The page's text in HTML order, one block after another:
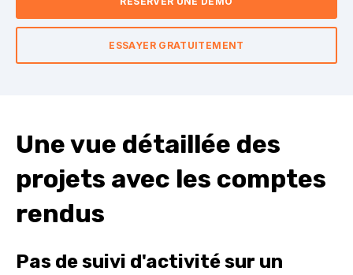
ESSAYER GRATUITEMENT
Une vue détaillée des
projets avec les comptes
rendus
Pas de suivi d'activité sur un